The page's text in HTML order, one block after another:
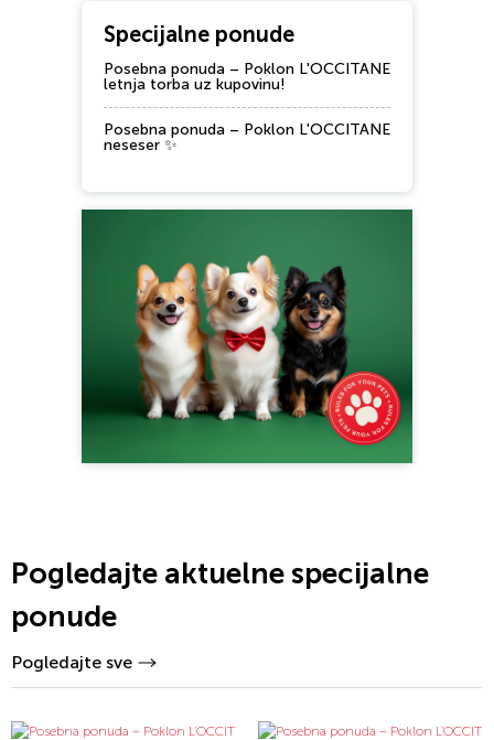
Specijalne ponude
Posebna ponuda – Poklon L'OCCITANE
letnja torba uz kupovinu!
Posebna ponuda – Poklon L'OCCITANE
neseser ✨
Pogledajte aktuelne specijalne
ponude
Pogledajte sve